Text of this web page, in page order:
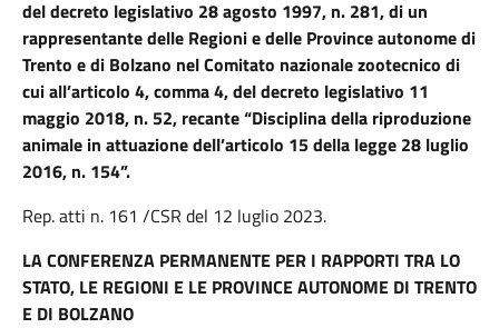
del decreto legislativo 28 agosto 1997, n. 281, di un
rappresentante delle Regioni e delle Province autonome di
Trento e di Bolzano nel Comitato nazionale zootecnico di
cui all’articolo 4, comma 4, del decreto legislativo 11
maggio 2018, n. 52, recante “Disciplina della riproduzione
animale in attuazione dell’articolo 15 della legge 28 luglio
2016, n. 154”.
Rep. atti n. 161 /CSR del 12 luglio 2023.
LA CONFERENZA PERMANENTE PER I RAPPORTI TRA LO
STATO, LE REGIONI E LE PROVINCE AUTONOME DI TRENTO
E DI BOLZANO